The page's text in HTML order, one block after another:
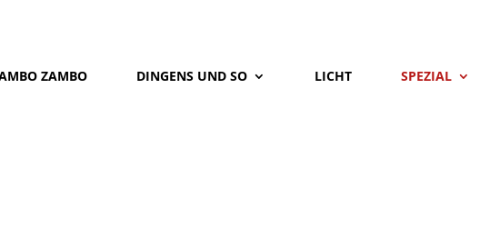
ZAMBO DINGENS UND SO LICHT SPEZIAL